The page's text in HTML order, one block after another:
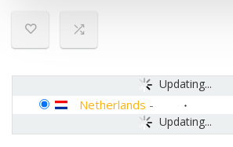
Updating...
Updating...
Netherlands -